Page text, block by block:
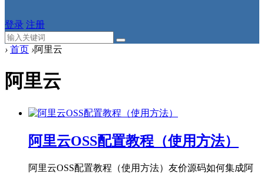
登录 注册
› 首页 ›阿里云
阿里云
阿里云OSS配置教程（使用方法）
阿里云OSS配置教程（使用方法）友价源码如何集成阿